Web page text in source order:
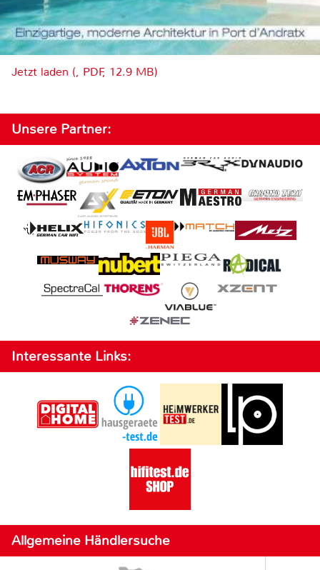
Jetzt laden (, PDF, 12.9 MB)
Unsere Partner:
Interessante Links:
Allgemeine Händlersuche